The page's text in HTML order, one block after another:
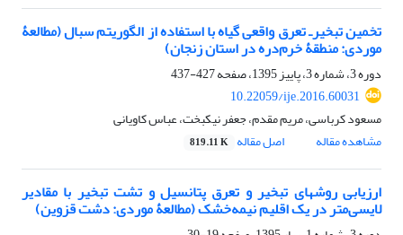
تخمین تبخیر‌ـ تعرق واقعی گیاه با استفاده از الگوریتم سبال (مطالعۀ
موردی: منطقۀ خرم‌دره در استان زنجان)
دوره 3، شماره 3، پاییز 1395، صفحه
427-437
10.22059/ije.2016.60031
مسعود کرباسی، مریم مقدم، جعفر نیکبخت، عباس کاویانی
مشاهده مقاله
اصل مقاله 819.11 K
ارزیابی روش‏های تبخیر و تعرق پتانسیل و تشت تبخیر با مقادیر
لایسی‌متر در یک اقلیم نیمه‌خشک (مطالعۀ موردی: دشت قزوین)